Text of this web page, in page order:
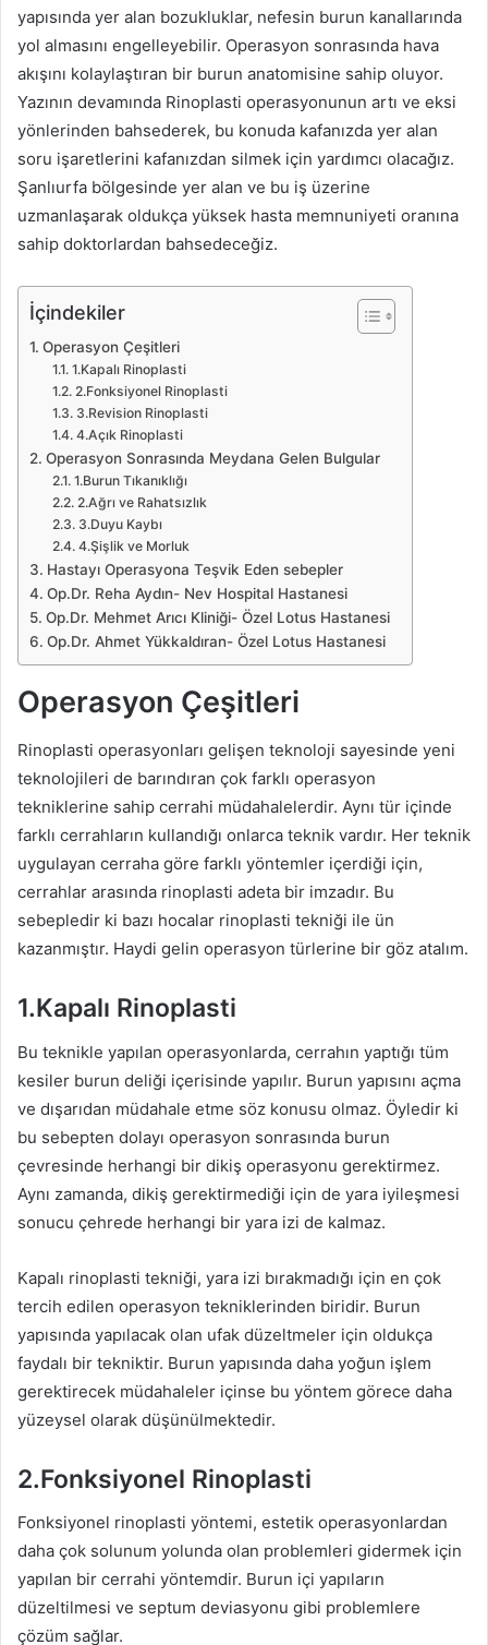
yapısında yer alan bozukluklar, nefesin burun kanallarında
yol almasını engelleyebilir. Operasyon sonrasında hava
akışını kolaylaştıran bir burun anatomisine sahip oluyor.
Yazının devamında Rinoplasti operasyonunun artı ve eksi
yönlerinden bahsederek, bu konuda kafanızda yer alan
soru işaretlerini kafanızdan silmek için yardımcı olacağız.
Şanlıurfa bölgesinde yer alan ve bu iş üzerine
uzmanlaşarak oldukça yüksek hasta memnuniyeti oranına
sahip doktorlardan bahsedeceğiz.
İçindekiler
Operasyon Çeşitleri
1.Kapalı Rinoplasti
2.Fonksiyonel Rinoplasti
3.Revision Rinoplasti
4.Açık Rinoplasti
Operasyon Sonrasında Meydana Gelen Bulgular
1.Burun Tıkanıklığı
2.Ağrı ve Rahatsızlık
3.Duyu Kaybı
4.Şişlik ve Morluk
Hastayı Operasyona Teşvik Eden sebepler
Op.Dr. Reha Aydın- Nev Hospital Hastanesi
Op.Dr. Mehmet Arıcı Kliniği- Özel Lotus Hastanesi
Op.Dr. Ahmet Yükkaldıran- Özel Lotus Hastanesi
Operasyon Çeşitleri
Rinoplasti operasyonları gelişen teknoloji sayesinde yeni
teknolojileri de barındıran çok farklı operasyon
tekniklerine sahip cerrahi müdahalelerdir. Aynı tür içinde
farklı cerrahların kullandığı onlarca teknik vardır. Her teknik
uygulayan cerraha göre farklı yöntemler içerdiği için,
cerrahlar arasında rinoplasti adeta bir imzadır. Bu
sebepledir ki bazı hocalar rinoplasti tekniği ile ün
kazanmıştır. Haydi gelin operasyon türlerine bir göz atalım.
1.Kapalı Rinoplasti
Bu teknikle yapılan operasyonlarda, cerrahın yaptığı tüm
kesiler burun deliği içerisinde yapılır. Burun yapısını açma
ve dışarıdan müdahale etme söz konusu olmaz. Öyledir ki
bu sebepten dolayı operasyon sonrasında burun
çevresinde herhangi bir dikiş operasyonu gerektirmez.
Aynı zamanda, dikiş gerektirmediği için de yara iyileşmesi
sonucu çehrede herhangi bir yara izi de kalmaz.
Kapalı rinoplasti tekniği, yara izi bırakmadığı için en çok
tercih edilen operasyon tekniklerinden biridir. Burun
yapısında yapılacak olan ufak düzeltmeler için oldukça
faydalı bir tekniktir. Burun yapısında daha yoğun işlem
gerektirecek müdahaleler içinse bu yöntem görece daha
yüzeysel olarak düşünülmektedir.
2.Fonksiyonel Rinoplasti
Fonksiyonel rinoplasti yöntemi, estetik operasyonlardan
daha çok solunum yolunda olan problemleri gidermek için
yapılan bir cerrahi yöntemdir. Burun içi yapıların
düzeltilmesi ve septum deviasyonu gibi problemlere
çözüm sağlar.